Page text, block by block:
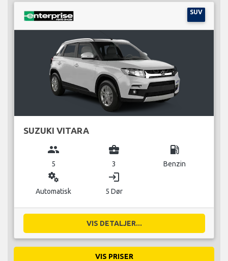
SUV
SUZUKI VITARA
group
5
business_center
3
local_gas_station
Benzin
miscellaneous_services
Automatisk
login
5 Dør
VIS DETALJER...
VIS PRISER